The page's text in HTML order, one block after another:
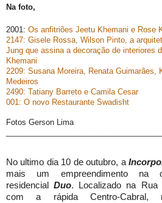
Na foto,
2001: Os anfitriões Jeetu Khemani e Rose
2147: Gisele Rossa, Wilson Pinto, a
Jung que assina a decoração de interiores
Khemani
2209: Susana Moreira, Renata Guimarães,
Medeiros
2490: Tatiany Barreto e Camila Cesar
001: O novo Restaurante Swadisht
Fotos Gerson Lima
No ultimo dia 10 de outubro, a
mais um empreendimento na
residencial
Duo. Localizado na Rua
com a rápida Centro-